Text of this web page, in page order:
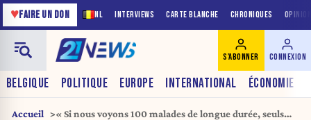
NL INTERVIEWS CARTE BLANCHE CHRONIQUES
♥FAIRE UN DON
BELGIQUE POLITIQUE EUROPE INTERNATIONAL ÉCONOMIE
S'ABONNER CONNEXION
Accueil
« Si nous voyons 100 malades de longue durée, seuls